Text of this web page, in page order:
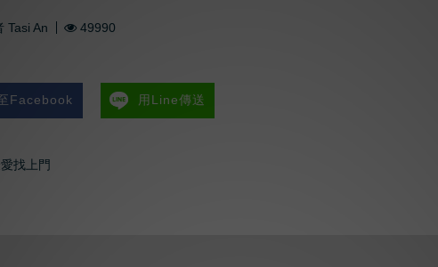
Tasi An 49990
Facebook 用Line傳送